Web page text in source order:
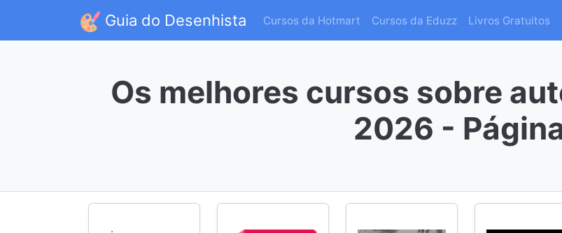
Guia do Desenhista Cursos da Hotmart Cursos da Eduzz Livros Gratuitos
Os melhores cursos sobre
2026 -